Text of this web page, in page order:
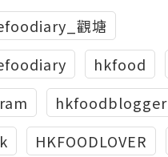
觀塘
hkfood
hkfoodblogger
HKFOODLOVER